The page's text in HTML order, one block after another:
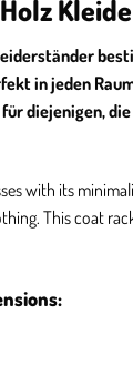
in jeden
diejenigen,
with its
This coat